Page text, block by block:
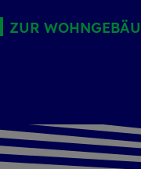
ZUR